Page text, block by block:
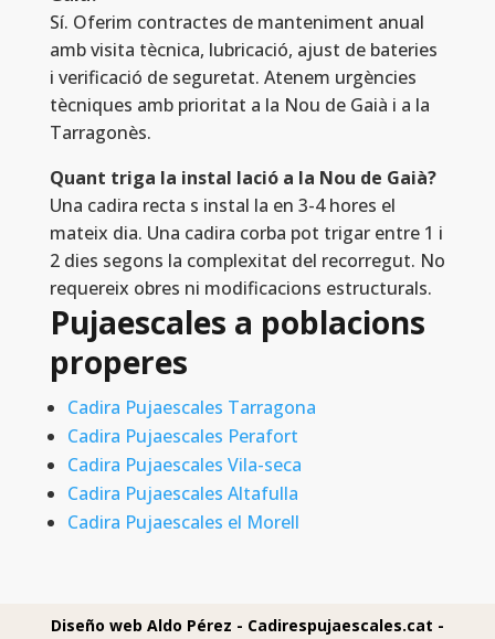
Sí. Oferim contractes de manteniment anual
amb visita tècnica, lubricació, ajust de bateries
i verificació de seguretat. Atenem urgències
tècniques amb prioritat a la Nou de Gaià i a la
Tarragonès.
Quant triga la instal lació a la Nou de Gaià?
Una cadira recta s instal la en 3-4 hores el
mateix dia. Una cadira corba pot trigar entre 1 i
2 dies segons la complexitat del recorregut. No
requereix obres ni modificacions estructurals.
Pujaescales a poblacions
properes
Cadira Pujaescales Tarragona
Cadira Pujaescales Perafort
Cadira Pujaescales Vila-seca
Cadira Pujaescales Altafulla
Cadira Pujaescales el Morell
Diseño web Aldo Pérez - Cadirespujaescales.cat -